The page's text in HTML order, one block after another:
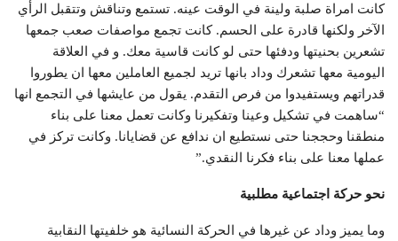
كانت امراة صلبة ولينة في الوقت عينه. تستمع وتناقش وتتقبل الرأي
الآخر ولكنها قادرة على الحسم. كانت تجمع مواصفات صعب جمعها
تشعرين بحنيتها ودفئها حتى لو كانت قاسية معك. و في العلاقة
اليومية معها تشعرك وداد بانها تريد لجميع العاملين معها ان يطوروا
قدراتهم ويستفيدوا من فرص التقدم. يقول من عايشها في التجمع انها
“ساهمت في تشكيل وعينا وتفكيرنا وكانت تعمل معنا على بناء
منطقنا وحججنا حتى نستطيع ان ندافع عن قضايانا. وكانت تركز في
عملها معنا على بناء فكرنا النقدي.”
نحو حركة اجتماعية مطلبية
وما يميز وداد عن غيرها في الحركة النسائية هو خلفيتها النقابية